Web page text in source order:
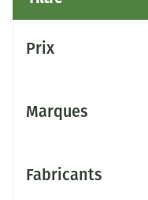
Prix
Marques
Fabricants